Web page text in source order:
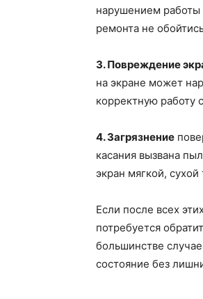
нарушением работы
ремонта не
3. Повреждение
на экране может
корректную работу
4. Загрязнение
касания вызвана
экран мягкой,
Если после всех
потребуется
большинстве
состояние без